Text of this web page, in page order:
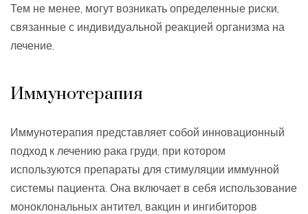
Тем не менее, могут возникать определенные риски,
связанные с индивидуальной реакцией организма на
лечение.
Иммунотерапия
Иммунотерапия представляет собой инновационный
подход к лечению рака груди, при котором
используются препараты для стимуляции иммунной
системы пациента. Она включает в себя использование
моноклональных антител, вакцин и ингибиторов